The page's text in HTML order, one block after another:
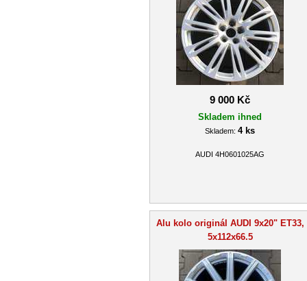
9 000 Kč
Skladem ihned
Skladem: 4 ks
AUDI 4H0601025AG
Alu kolo originál AUDI 9x20" ET33,
5x112x66.5